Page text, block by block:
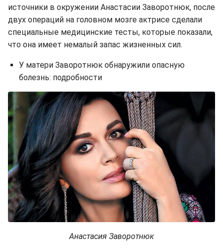
источники в окружении Анастасии Заворотнюк, после
двух операций на головном мозге актрисе сделали
специальные медицинские тесты, которые показали,
что она имеет немалый запас жизненных сил.
У матери Заворотнюк обнаружили опасную
болезнь: подробности
Анастасия Заворотнюк